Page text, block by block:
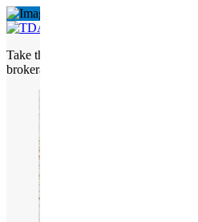
Take the complexity out of customs
brokerage services